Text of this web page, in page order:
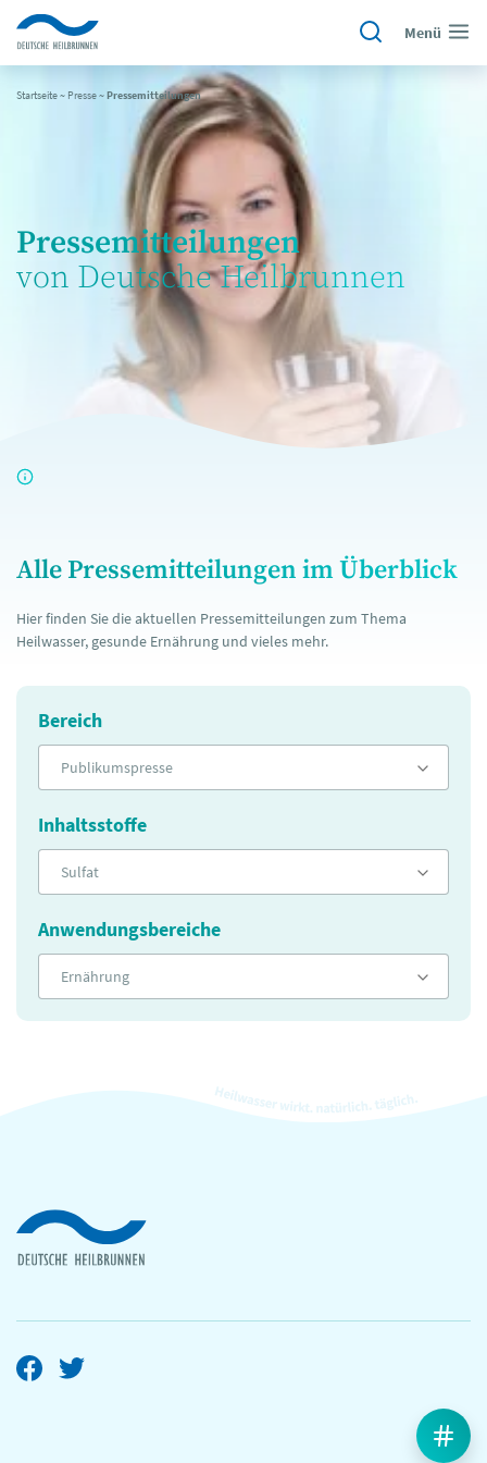
Menü
Startseite~ Presse~Pressemitteilungen
Pressemitteilungen
von Deutsche Heilbrunnen
Alle Pressemitteilungen im Überblick
Hier finden Sie die aktuellen Pressemitteilungen zum Thema
Heilwasser, gesunde Ernährung und vieles mehr.
Bereich
Publikumspresse
Inhaltsstoffe
Sulfat
Anwendungsbereiche
Ernährung